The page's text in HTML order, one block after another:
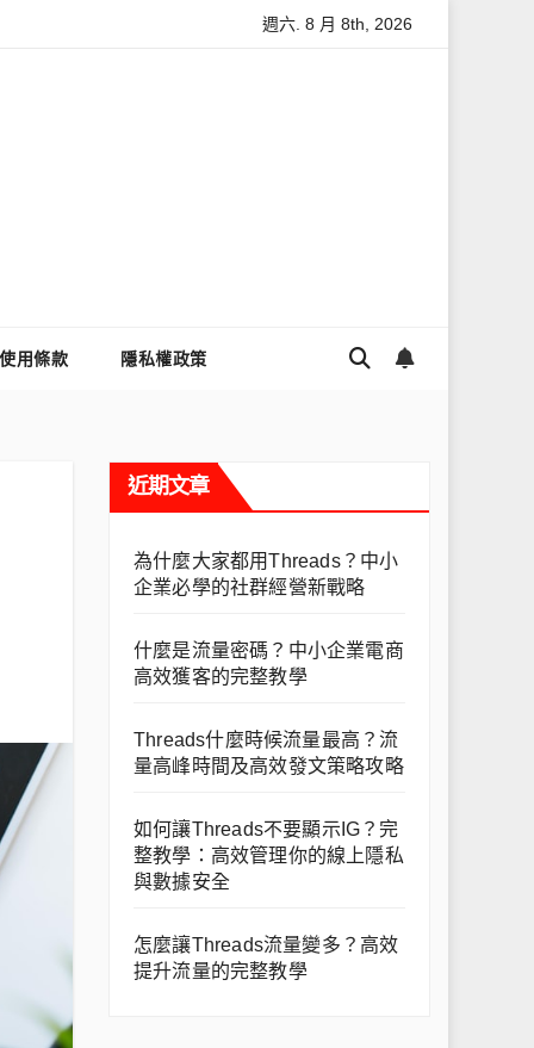
怎麼讓Threads流量變多？高效提升流量的完整教學
週六. 8 月 8th, 2026
使用條款 隱私權政策
近期文章
為什麼大家都用Threads？中小
企業必學的社群經營新戰略
什麼是流量密碼？中小企業電商
高效獲客的完整教學
Threads什麼時候流量最高？流
量高峰時間及高效發文策略攻略
如何讓Threads不要顯示IG？完
整教學：高效管理你的線上隱私
與數據安全
怎麼讓Threads流量變多？高效
提升流量的完整教學